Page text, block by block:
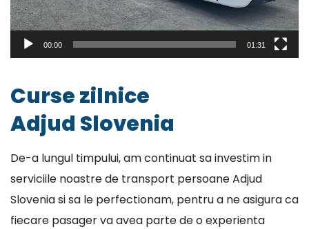
00:00 01:31
Curse zilnice
Adjud Slovenia
De-a lungul timpului, am continuat sa investim in
serviciile noastre de transport persoane Adjud
Slovenia si sa le perfectionam, pentru a ne asigura ca
fiecare pasager va avea parte de o experienta